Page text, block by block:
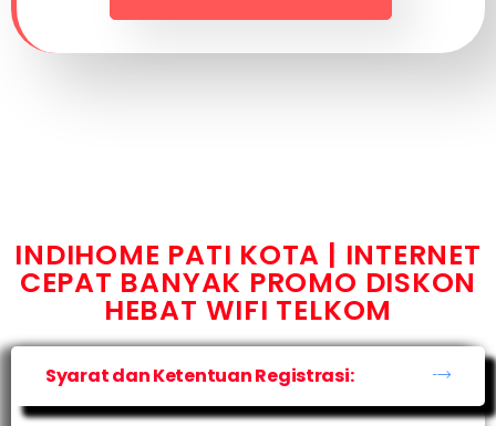
INDIHOME PATI KOTA | INTERNET
CEPAT BANYAK PROMO DISKON
HEBAT WIFI TELKOM
Syarat dan Ketentuan Registrasi: